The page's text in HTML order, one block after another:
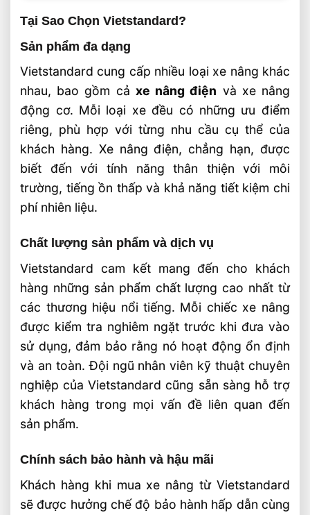
Tại Sao Chọn Vietstandard?
Sản phẩm đa dạng
Vietstandard cung cấp nhiều loại xe nâng khác
nhau, bao gồm cả xe nâng điện và xe nâng
động cơ. Mỗi loại xe đều có những ưu điểm
riêng, phù hợp với từng nhu cầu cụ thể của
khách hàng. Xe nâng điện, chẳng hạn, được
biết đến với tính năng thân thiện với môi
trường, tiếng ồn thấp và khả năng tiết kiệm chi
phí nhiên liệu.
Chất lượng sản phẩm và dịch vụ
Vietstandard cam kết mang đến cho khách
hàng những sản phẩm chất lượng cao nhất từ
các thương hiệu nổi tiếng. Mỗi chiếc xe nâng
được kiểm tra nghiêm ngặt trước khi đưa vào
sử dụng, đảm bảo rằng nó hoạt động ổn định
và an toàn. Đội ngũ nhân viên kỹ thuật chuyên
nghiệp của Vietstandard cũng sẵn sàng hỗ trợ
khách hàng trong mọi vấn đề liên quan đến
sản phẩm.
Chính sách bảo hành và hậu mãi
Khách hàng khi mua xe nâng từ Vietstandard
sẽ được hưởng chế độ bảo hành hấp dẫn cùng